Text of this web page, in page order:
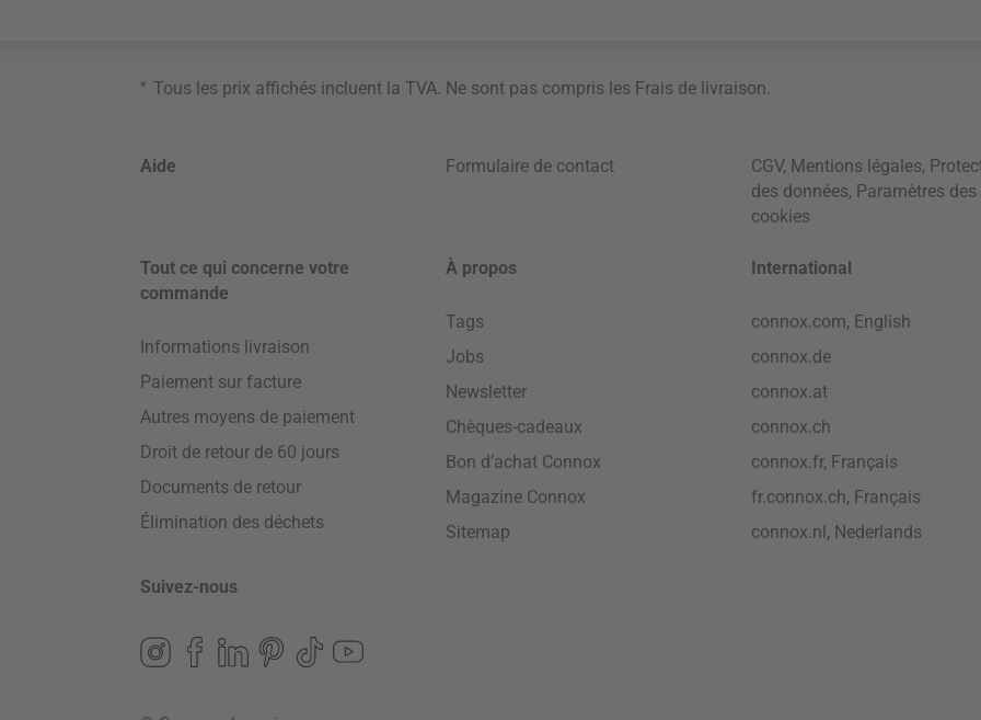
* Tous les prix affichés incluent la TVA. Ne sont pas compris les Frais de livraison.
Aide Formulaire de contact CGV, Mentions légales,
des données, Paramètres des
cookies
Tout ce qui concerne votre
commande
Informations livraison
Paiement sur facture
Autres moyens de paiement
Droit de retour de 60 jours
Documents de retour
Élimination des déchets
À propos
Tags
Jobs
Newsletter
Chèques-cadeaux
Bon d’achat Connox
Magazine Connox
Sitemap
International
connox.com, English
connox.de
connox.at
connox.ch
connox.fr, Français
fr.connox.ch, Français
connox.nl, Nederlands
Suivez-nous